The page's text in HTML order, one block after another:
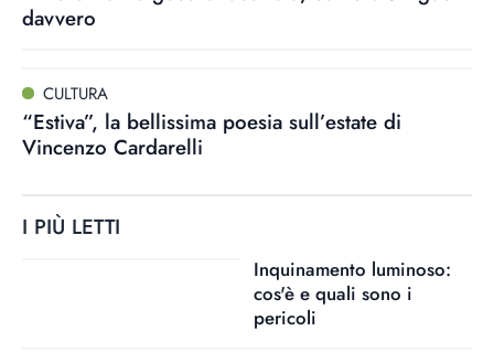
davvero
CULTURA
“Estiva”, la bellissima poesia sull’estate di
Vincenzo Cardarelli
I PIÙ LETTI
Inquinamento luminoso:
cos'è e quali sono i
pericoli